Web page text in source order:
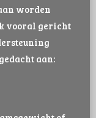
worden
vooral gericht
aan: